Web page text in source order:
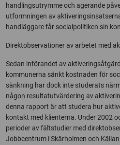
handlingsutrymme och agerande
utformningen av
handläggare får socialpolitiken sin
Direktobservationer av arbetet med
Sedan införandet av
kommunerna sänkt kostnaden för
sänkning har dock inte studerats
någon resultatutvärdering av
denna rapport är att studera hur
kontakt med klienterna. Under 2002
perioder av fältstudier med
Jobbcentrum i Skärholmen och